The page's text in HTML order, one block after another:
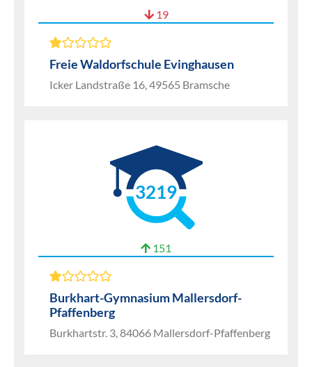
19
Freie Waldorfschule Evinghausen
Icker Landstraße 16, 49565 Bramsche
3219
151
Burkhart-Gymnasium Mallersdorf-
Pfaffenberg
Burkhartstr. 3, 84066 Mallersdorf-Pfaffenberg